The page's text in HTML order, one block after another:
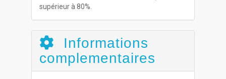
supérieur à 80%.
Informations
complementaires